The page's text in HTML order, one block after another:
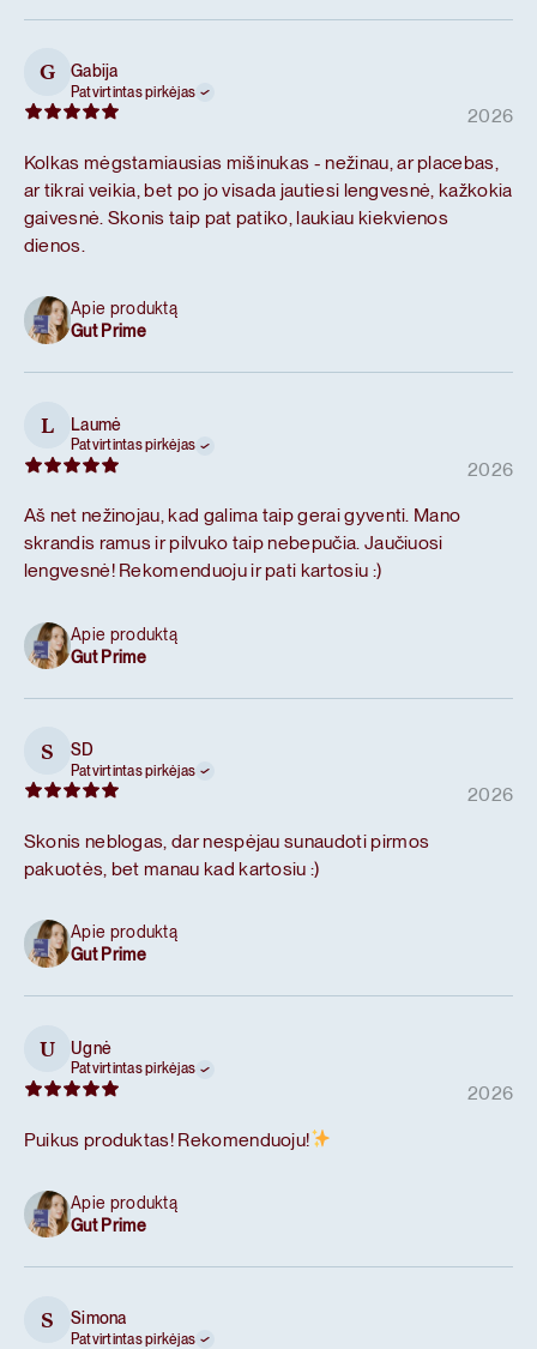
G Gabija
Patvirtintas pirkėjas
2026
Kolkas mėgstamiausias mišinukas - nežinau, ar placebas,
ar tikrai veikia, bet po jo visada jautiesi lengvesnė, kažkokia
gaivesnė. Skonis taip pat patiko, laukiau kiekvienos
dienos.
Apie produktą
Gut Prime
L Laumė
Patvirtintas pirkėjas
2026
Aš net nežinojau, kad galima taip gerai gyventi. Mano
skrandis ramus ir pilvuko taip nebepučia. Jaučiuosi
lengvesnė! Rekomenduoju ir pati kartosiu :)
Apie produktą
Gut Prime
S SD
Patvirtintas pirkėjas
2026
Skonis neblogas, dar nespėjau sunaudoti pirmos
pakuotės, bet manau kad kartosiu :)
Apie produktą
Gut Prime
U Ugnė
Patvirtintas pirkėjas
2026
Puikus produktas! Rekomenduoju!
Apie produktą
Gut Prime
S Simona
Patvirtintas pirkėjas